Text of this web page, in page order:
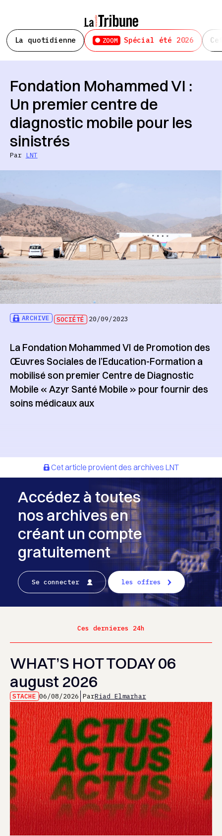
La quotidienne ZOOM Spécial été 2026
ARCHIVE SOCIÉTÉ 20/09/2023
Fondation Mohammed VI :
Un premier centre de
diagnostic mobile pour les
sinistrés
Par LNT
La Fondation Mohammed VI de Promotion des
Œuvres Sociales de l’Education-Formation a
mobilisé son premier Centre de Diagnostic
Mobile « Azyr Santé Mobile » pour fournir des
soins médicaux aux
Cet article provient des archives LNT
Accédez à toutes
nos archives en
créant un compte
gratuitement
Se connecter les offres
Ces dernieres 24h
WHAT’S HOT TODAY 06
august 2026
STACHE 06/08/2026 ParRiad Elmarhar